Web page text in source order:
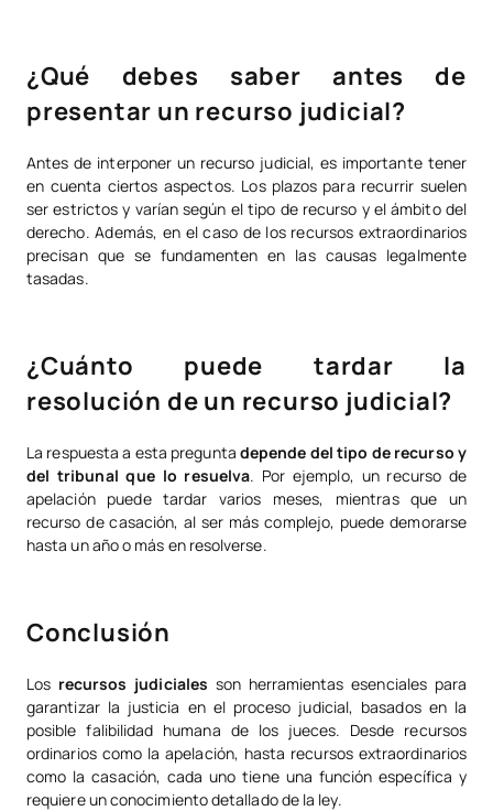
¿Qué debes saber antes de
presentar un recurso judicial?
Antes de interponer un recurso judicial, es importante tener
en cuenta ciertos aspectos. Los plazos para recurrir suelen
ser estrictos y varían según el tipo de recurso y el ámbito del
derecho. Además, en el caso de los recursos extraordinarios
precisan que se fundamenten en las causas legalmente
tasadas.
¿Cuánto puede tardar la
resolución de un recurso judicial?
La respuesta a esta pregunta depende del tipo de recurso y
del tribunal que lo resuelva. Por ejemplo, un recurso de
apelación puede tardar varios meses, mientras que un
recurso de casación, al ser más complejo, puede demorarse
hasta un año o más en resolverse.
Conclusión
Los recursos judiciales son herramientas esenciales para
garantizar la justicia en el proceso judicial, basados en la
posible falibilidad humana de los jueces. Desde recursos
ordinarios como la apelación, hasta recursos extraordinarios
como la casación, cada uno tiene una función específica y
requiere un conocimiento detallado de la ley.